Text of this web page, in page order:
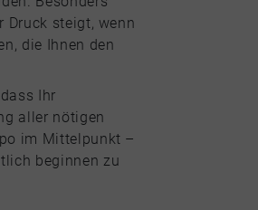
Druck steigt, wenn
die Ihnen den
Ihr
aller nötigen
im Mittelpunkt –
beginnen zu